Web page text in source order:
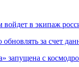
в экипаж
за счет
запущена с